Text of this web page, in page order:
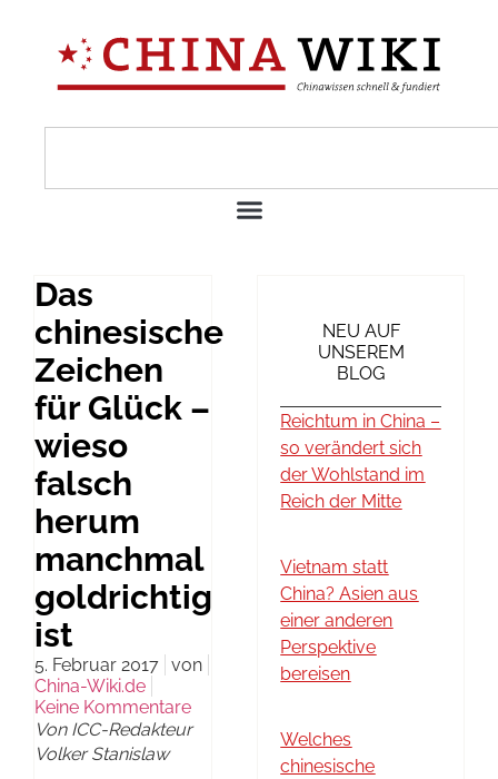
Das
chinesische
Zeichen
für Glück –
wieso
falsch
herum
manchmal
goldrichtig
ist
5. Februar 2017 von
China-Wiki.de
Keine Kommentare
Von ICC-Redakteur
Volker Stanislaw
NEU AUF
UNSEREM
BLOG
Reichtum in China –
so verändert sich
der Wohlstand im
Reich der Mitte
Vietnam statt
China? Asien aus
einer anderen
Perspektive
bereisen
Welches
chinesische